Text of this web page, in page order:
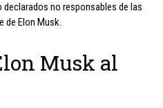
declarados no responsables de las
de Elon Musk.
Musk al